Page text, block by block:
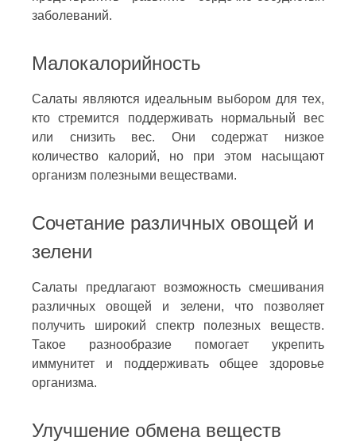
заболеваний.
Малокалорийность
Салаты являются идеальным выбором для тех,
кто стремится поддерживать нормальный вес
или снизить вес. Они содержат низкое
количество калорий, но при этом насыщают
организм полезными веществами.
Сочетание различных овощей и
зелени
Салаты предлагают возможность смешивания
различных овощей и зелени, что позволяет
получить широкий спектр полезных веществ.
Такое разнообразие помогает укрепить
иммунитет и поддерживать общее здоровье
организма.
Улучшение обмена веществ